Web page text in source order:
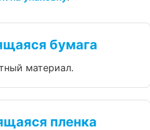
бумага
материал.
пленка